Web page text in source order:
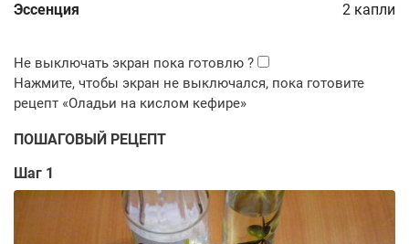
Эссенция 2 капли
ПОШАГОВЫЙ РЕЦЕПТ
Шаг 1